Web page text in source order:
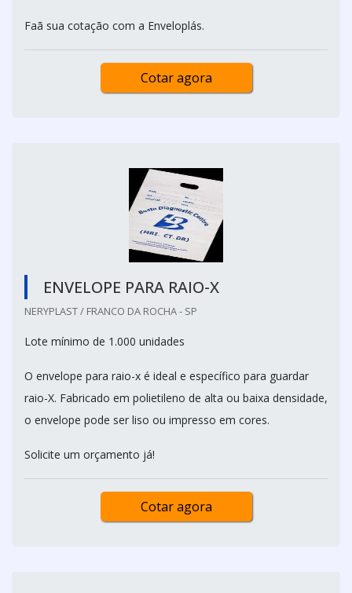
Faã sua cotação com a Enveloplás.
Cotar agora
ENVELOPE PARA RAIO-X
NERYPLAST / FRANCO DA ROCHA - SP
Lote mínimo de 1.000 unidades
O envelope para raio-x é ideal e específico para guardar
raio-X. Fabricado em polietileno de alta ou baixa densidade,
o envelope pode ser liso ou impresso em cores.
Solicite um orçamento já!
Cotar agora